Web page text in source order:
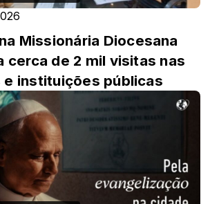
Missionária Diocesana
cerca de 2 mil visitas nas
e instituições públicas